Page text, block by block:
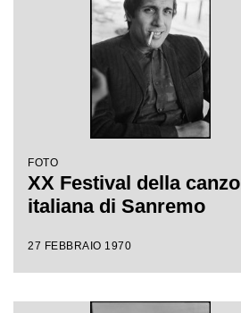
FOTO
XX Festival della
italiana di Sanremo
27 FEBBRAIO 1970